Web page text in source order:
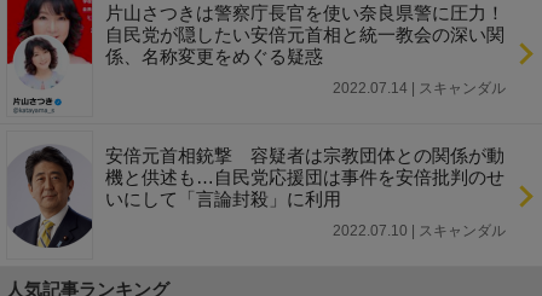
片山さつきは警察庁長官を使い奈良県警に圧力！
自民党が隠したい安倍元首相と統一教会の深い関
係、名称変更をめぐる疑惑
2022.07.14 | スキャンダル
安倍元首相銃撃 容疑者は宗教団体との関係が動
機と供述も…自民党応援団は事件を安倍批判のせ
いにして「言論封殺」に利用
2022.07.10 | スキャンダル
人気記事ランキング